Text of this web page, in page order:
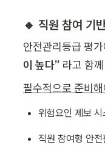
🔸 직원 참여 기
안전관리등급 평
이 높다” 라고 함
필수적으로 준비
위험요인 제보 시
직원 참여형 안전